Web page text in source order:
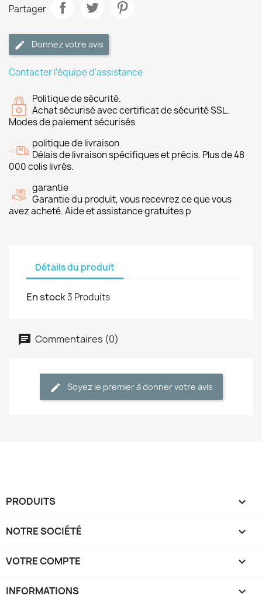
Partager
Donnez votre avis
Contacter l'équipe d'assistance
Politique de sécurité.
Achat sécurisé avec certificat de sécurité SSL.
Modes de paiement sécurisés
politique de livraison
Délais de livraison spécifiques et précis. Plus de 48
000 colis livrés.
garantie
Garantie du produit, vous recevrez ce que vous
avez acheté. Aide et assistance gratuites p
Détails du produit
En stock3 Produits
Commentaires (0)
Soyez le premier à donner votre avis
PRODUITS 
NOTRE SOCIÉTÉ 
VOTRE COMPTE 
INFORMATIONS keyboard_arrow_down